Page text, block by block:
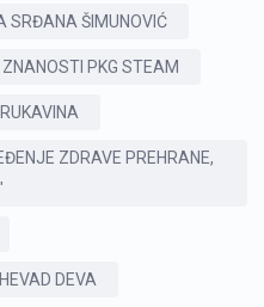
SRĐANA ŠIMUNOVIĆ
PKG STEAM
ZDRAVE PREHRANE,
DEVA